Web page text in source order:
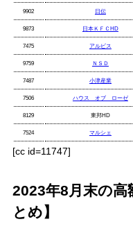
9902 日伝
9873 日本ＫＦＣHD
7475 アルビス
9759 ＮＳＤ
7487 小津産業
7506 ハウス オブ ローゼ
8129 東邦HD
7524 マルシェ
[cc id=11747]
2023年8月末の高
とめ】